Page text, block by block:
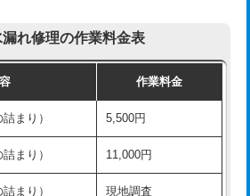
超え） 38,500円
38,500円
22,000円
トラップ
22,000円+材料費
れ修理の作業料金表
作業料金
まり） 5,500円
まり） 11,000円
まり） 現地調査